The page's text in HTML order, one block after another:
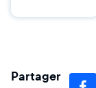
Partager